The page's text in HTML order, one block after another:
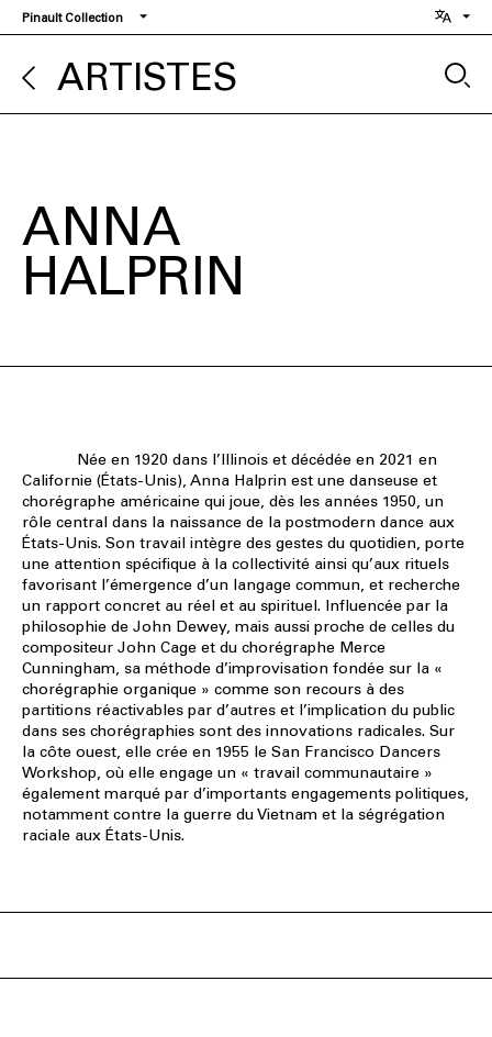
Aller
au
contenu
principal
Pinault Collection
ARTISTES
ANNA
HALPRIN
Née en 1920 dans l’Illinois et décédée en 2021 en
Californie (États-Unis), Anna Halprin est une danseuse et
chorégraphe américaine qui joue, dès les années 1950, un
rôle central dans la naissance de la postmodern dance aux
États-Unis. Son travail intègre des gestes du quotidien, porte
une attention spécifique à la collectivité ainsi qu’aux rituels
favorisant l’émergence d’un langage commun, et recherche
un rapport concret au réel et au spirituel. Influencée par la
philosophie de John Dewey, mais aussi proche de celles du
compositeur John Cage et du chorégraphe Merce
Cunningham, sa méthode d’improvisation fondée sur la «
chorégraphie organique » comme son recours à des
partitions réactivables par d’autres et l’implication du public
dans ses chorégraphies sont des innovations radicales. Sur
la côte ouest, elle crée en 1955 le San Francisco Dancers
Workshop, où elle engage un « travail communautaire »
également marqué par d’importants engagements politiques,
notamment contre la guerre du Vietnam et la ségrégation
raciale aux États-Unis.